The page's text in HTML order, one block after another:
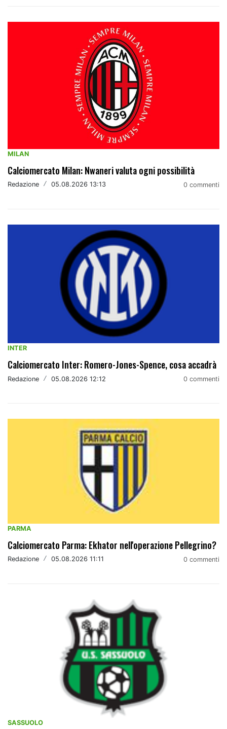
MILAN
Calciomercato Milan: Nwaneri valuta ogni possibilità
Redazione / 05.08.2026 13:13 0 commenti
INTER
Calciomercato Inter: Romero-Jones-Spence, cosa accadrà
Redazione / 05.08.2026 12:12 0 commenti
PARMA
Calciomercato Parma: Ekhator nell'operazione Pellegrino?
Redazione / 05.08.2026 11:11 0 commenti
SASSUOLO